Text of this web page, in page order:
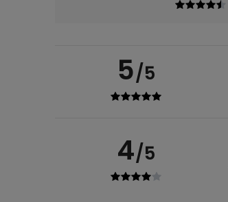
5/5
4/5